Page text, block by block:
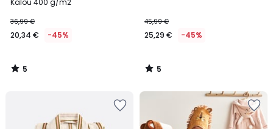
Kalou 400 g/m2
36,99 €
20,34 € -45%
5
/
45,99 €
25,29 € -45%
5
/